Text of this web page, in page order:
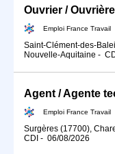
Ouvrier /
Emploi France Travail
Saint-Clément-des-
Nouvelle-Aquitaine -
Agent / Agente
Emploi France Travail
Surgères (17700),
CDI - 06/08/2026